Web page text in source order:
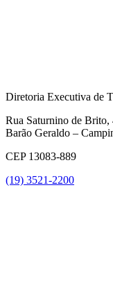
Diretoria Executiva de
Rua Saturnino de
Barão Geraldo –
CEP 13083-889
(19) 3521-2200